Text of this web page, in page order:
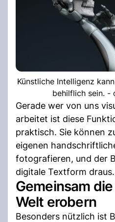
Künstliche Intelligenz
behilflich sein. -
Gerade wer von uns
arbeitet ist diese
praktisch. Sie können
eigenen
fotografieren, und der
digitale Textform draus.
Gemeinsam
Welt erobern
Besonders nützlich ist